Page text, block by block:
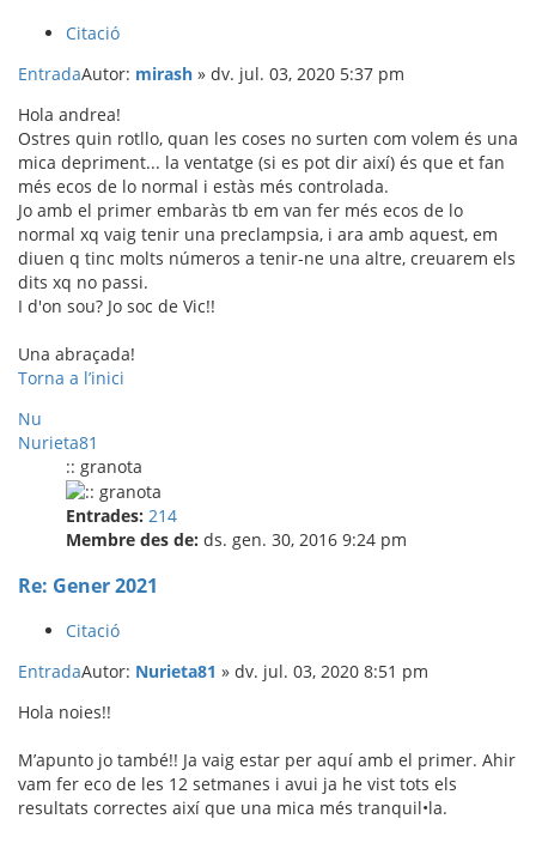
Citació
EntradaAutor: mirash » dv. jul. 03, 2020 5:37 pm
Hola andrea!
Ostres quin rotllo, quan les coses no surten com volem és una
mica depriment... la ventatge (si es pot dir així) és que et fan
més ecos de lo normal i estàs més controlada.
Jo amb el primer embaràs tb em van fer més ecos de lo
normal xq vaig tenir una preclampsia, i ara amb aquest, em
diuen q tinc molts números a tenir-ne una altre, creuarem els
dits xq no passi.
I d'on sou? Jo soc de Vic!!
Una abraçada!
Torna a l’inici
Nu
Nurieta81
:: granota
Entrades: 214
Membre des de: ds. gen. 30, 2016 9:24 pm
Re: Gener 2021
Citació
EntradaAutor: Nurieta81 » dv. jul. 03, 2020 8:51 pm
Hola noies!!
M’apunto jo també!! Ja vaig estar per aquí amb el primer. Ahir
vam fer eco de les 12 setmanes i avui ja he vist tots els
resultats correctes així que una mica més tranquil•la.